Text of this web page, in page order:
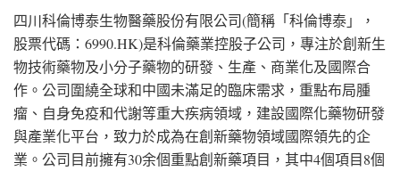
四川科倫博泰生物醫藥股份有限公司(簡稱「科倫博泰」，
股票代碼：6990.HK)是科倫藥業控股子公司，專注於創新生
物技術藥物及小分子藥物的研發、生產、商業化及國際合
作。公司圍繞全球和中國未滿足的臨床需求，重點布局腫
瘤、自身免疫和代謝等重大疾病領域，建設國際化藥物研發
與產業化平台，致力於成為在創新藥物領域國際領先的企
業。公司目前擁有30余個重點創新藥項目，其中4個項目8個